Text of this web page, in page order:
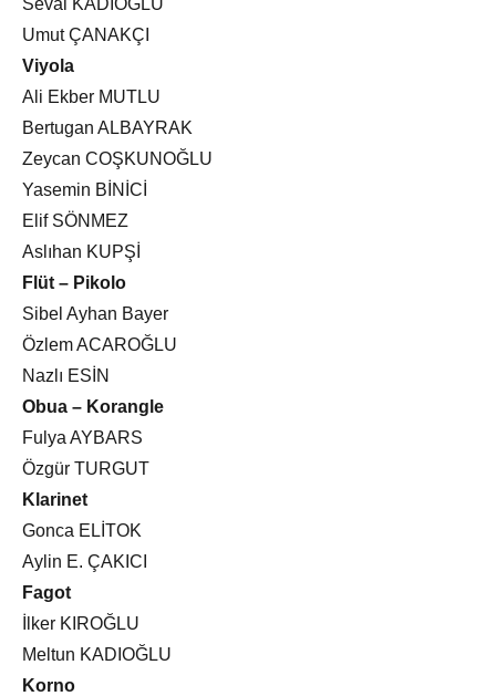
Umut ÇANAKÇI
Viyola
Ali Ekber MUTLU
Bertugan ALBAYRAK
Zeycan COŞKUNOĞLU
Yasemin BİNİCİ
Elif SÖNMEZ
Aslıhan KUPŞİ
Flüt – Pikolo
Sibel Ayhan Bayer
Özlem ACAROĞLU
Nazlı ESİN
Obua – Korangle
Fulya AYBARS
Özgür TURGUT
Klarinet
Gonca ELİTOK
Aylin E. ÇAKICI
Fagot
İlker KIROĞLU
Meltun KADIOĞLU
Korno